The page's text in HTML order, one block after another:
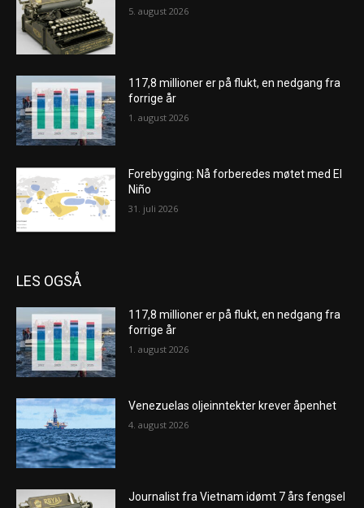
5. august 2026
117,8 millioner er på flukt, en nedgang fra
forrige år
1. august 2026
Forebygging: Nå forberedes møtet med El
Niño
31. juli 2026
LES OGSÅ
117,8 millioner er på flukt, en nedgang fra
forrige år
1. august 2026
Venezuelas oljeinntekter krever åpenhet
4. august 2026
Journalist fra Vietnam idømt 7 års fengsel